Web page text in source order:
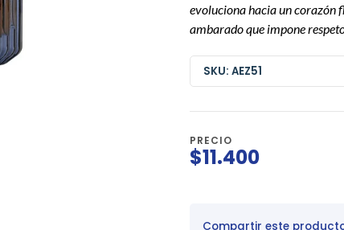
evoluciona hacia un corazón
ambarado que impone
SKU: AEZ51
PRECIO
$11.400
Compartir este